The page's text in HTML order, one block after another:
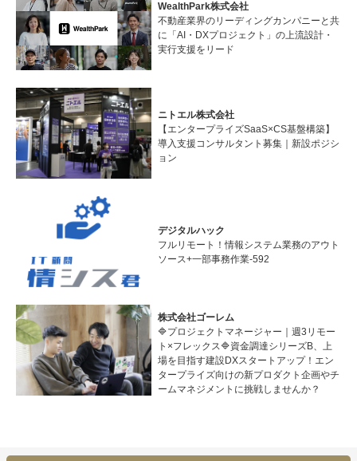
WealthPark株式会社
不動産業界のリーディングカンパニーと共
に「AI・DXプロジェクト」の上流設計・
実行支援をリード
ニトエル株式会社
【エンタープライズSaaS×CS基盤構築】
導入支援コンサルタント募集｜新設ポジシ
ョン
デジタルハック
フルリモート！情報システム業務のアウト
ソース+一部事務作業‐592
株式会社ゴーレム
🔷プロジェクトマネージャー｜週3リモー
ト×フレックス🔷資金調達シリーズB、上
場を目指す建設DXスタートアップ！エン
タープライズ向けの新プロダクト企画やチ
ームマネジメントに挑戦しませんか？